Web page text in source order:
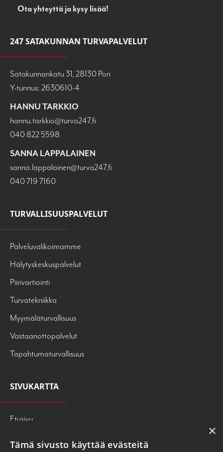
Ota yhteyttä ja kysy lisää!
247 SATAKUNNAN TURVAPALVELUT
Satakunnankatu 31, 28130 Pori
Y-tunnus: 2630610-4
HANNU TARKKIO
hannu.tarkkio@turva247.fi
040 822 5598
SANNA LAPPALAINEN
sanna.lappalainen@turva247.fi
040 719 7160
TURVALLISUUSPALVELUT
Palveluvalikoimamme
Hälytyskeskuspalvelut
Piirivartiointi
Turvatekniikka
Myymäläturvallisuus
Vastaanottopalvelut
Tapahtumaturvallisuus
SIVUKARTTA
Etusivu
×
Tämä sivusto käyttää evästeitä